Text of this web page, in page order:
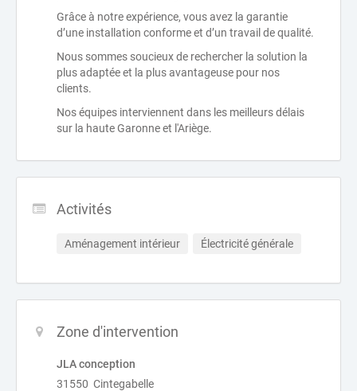
Grâce à notre expérience, vous avez la garantie
d’une installation conforme et d’un travail de qualité.
Nous sommes soucieux de rechercher la solution la
plus adaptée et la plus avantageuse pour nos
clients.
Nos équipes interviennent dans les meilleurs délais
sur la haute Garonne et l'Ariège.
Activités
Aménagement intérieur Électricité générale
Zone d'intervention
JLA conception
31550 Cintegabelle